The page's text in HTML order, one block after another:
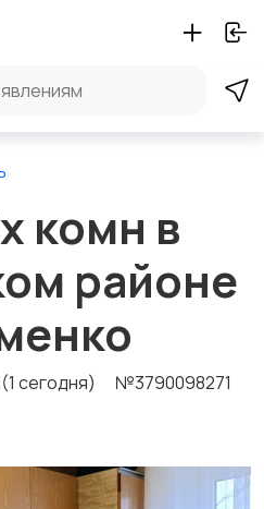
комн в
районе
(1 сегодня) №3790098271